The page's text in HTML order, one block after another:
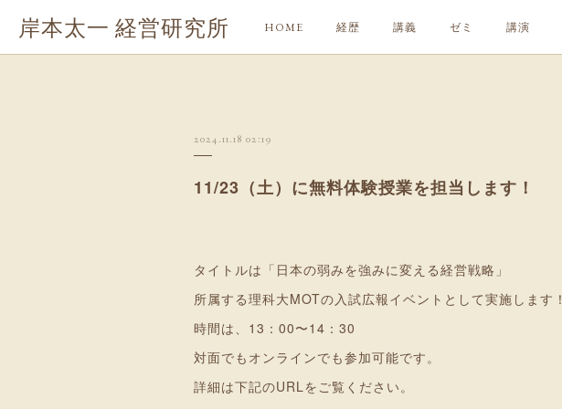
岸本太一 経営研究所 HOME 経歴 講義 ゼミ 講演
2024.11.18 02:19
11/23（土）に無料体験授業を担当します！
タイトルは「日本の弱みを強みに変える経営戦略」
所属する理科大MOTの入試広報イベントとして実施します！
時間は、13：00〜14：30
対面でもオンラインでも参加可能です。
詳細は下記のURLをご覧ください。